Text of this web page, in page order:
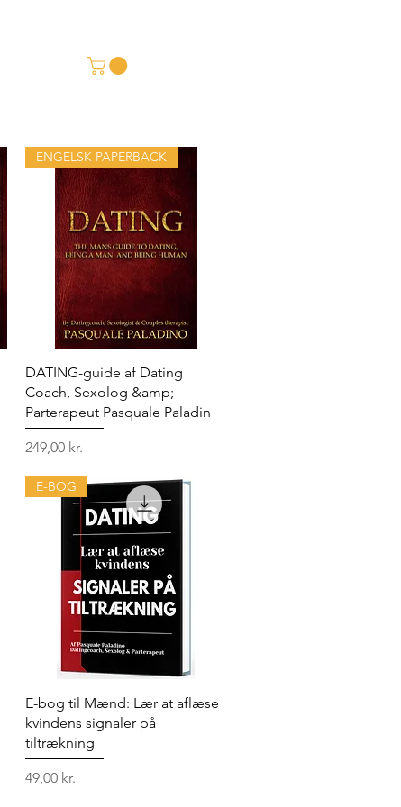
Hurtigvisning
ENGELSK PAPERBACK
DATING-guide af Dating
Coach, Sexolog &amp;
Parterapeut Pasquale Paladin
Pris
249,00 kr.
Hurtigvisning
E-BOG
E-bog til Mænd: Lær at aflæse
kvindens signaler på
tiltrækning
Pris
49,00 kr.